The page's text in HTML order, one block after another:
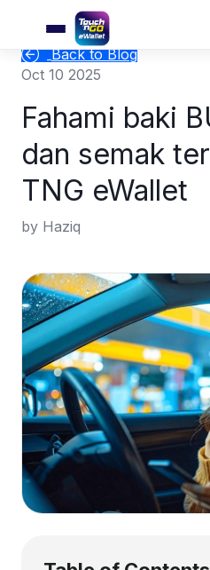
Back to Blog
Oct 10 2025
Fahami baki
dan semak
TNG eWallet
by Haziq